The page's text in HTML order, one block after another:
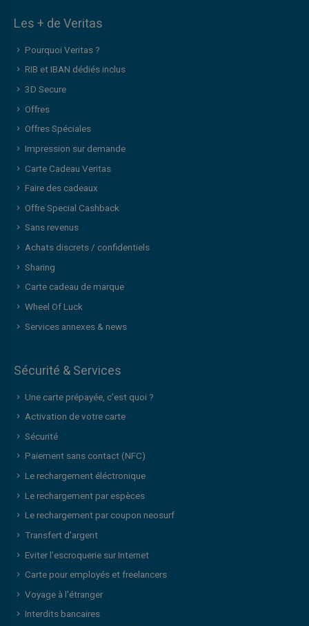
Les + de Veritas
Pourquoi Veritas ?
RIB et IBAN dédiés inclus
3D Secure
Offres
Offres Spéciales
Impression sur demande
Carte Cadeau Veritas
Faire des cadeaux
Offre Special Cashback
Sans revenus
Achats discrets / confidentiels
Sharing
Carte cadeau de marque
Wheel Of Luck
Services annexes & news
Sécurité & Services
Une carte prépayée, c’est quoi ?
Activation de votre carte
Sécurité
Paiement sans contact (NFC)
Le rechargement éléctronique
Le rechargement par espèces
Le rechargement par coupon neosurf
Transfert d'argent
Eviter l’escroquerie sur Internet
Carte pour employés et freelancers
Voyage à l'étranger
Interdits bancaires